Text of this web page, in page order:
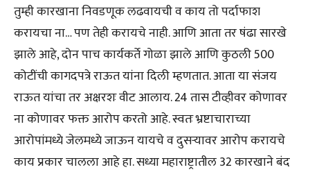
तुम्ही कारखाना निवडणूक लढवायची व काय तो पर्दाफाश
करायचा ना… पण तेही करायचे नाही. आणि आता तर षंढा सारखे
झाले आहे, दोन पाच कार्यकर्ते गोळा झाले आणि कुठली 500
कोटींची कागदपत्रे राऊत यांना दिली म्हणतात. आता या संजय
राऊत यांचा तर अक्षरशः वीट आलाय. 24 तास टीव्हीवर कोणावर
ना कोणावर फक्त आरोप करतो आहे. स्वतः भ्रष्टाचाराच्या
आरोपांमध्ये जेलमध्ये जाऊन यायचे व दुसऱ्यावर आरोप करायचे
काय प्रकार चालला आहे हा. सध्या महाराष्ट्रातील 32 कारखाने बंद